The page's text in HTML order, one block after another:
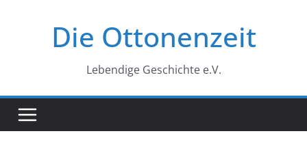
Die Ottonenzeit
Lebendige Geschichte e.V.